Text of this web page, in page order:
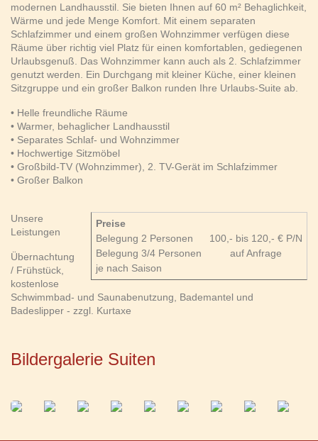
modernen Landhausstil. Sie bieten Ihnen auf 60 m² Behaglichkeit,
Wärme und jede Menge Komfort. Mit einem separaten
Schlafzimmer und einem großen Wohnzimmer verfügen diese
Räume über richtig viel Platz für einen komfortablen, gediegenen
Urlaubsgenuß. Das Wohnzimmer kann auch als 2. Schlafzimmer
genutzt werden. Ein Durchgang mit kleiner Küche, einer kleinen
Sitzgruppe und ein großer Balkon runden Ihre Urlaubs-Suite ab.
• Helle freundliche Räume
• Warmer, behaglicher Landhausstil
• Separates Schlaf- und Wohnzimmer
• Hochwertige Sitzmöbel
• Großbild-TV (Wohnzimmer), 2. TV-Gerät im Schlafzimmer
• Großer Balkon
Preise
Belegung 2 Personen
100,- bis 120,- € P/N
Belegung 3/4 Personen
auf Anfrage
je nach Saison
Unsere
Leistungen
Übernachtung
/ Frühstück,
kostenlose
Schwimmbad- und Saunabenutzung, Bademantel und
Badeslipper - zzgl. Kurtaxe
Bildergalerie Suiten